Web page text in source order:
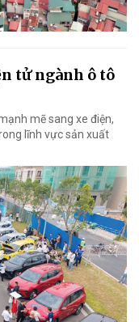
tử ngành ô tô
mẽ sang xe điện,
lĩnh vực sản xuất